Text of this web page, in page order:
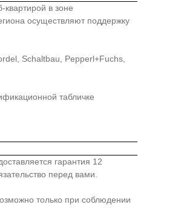
в зоне
осуществляют поддержку
Schaltbau, Pepperl+Fuchs,
табличке
гарантия 12
перед вами.
только при соблюдении